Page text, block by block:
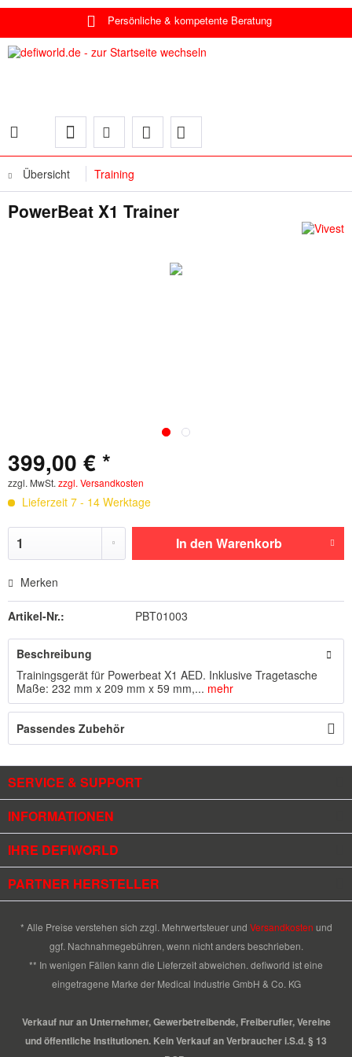
Persönliche & kompetente Beratung
Übersicht Training
PowerBeat X1 Trainer
399,00 € *
zzgl. MwSt. zzgl. Versandkosten
Lieferzeit 7 - 14 Werktage
In den Warenkorb
Merken
Artikel-Nr.: PBT01003
Beschreibung
Trainingsgerät für Powerbeat X1 AED. Inklusive Tragetasche
Maße: 232 mm x 209 mm x 59 mm,... mehr
Passendes Zubehör
SERVICE & SUPPORT
INFORMATIONEN
IHRE DEFIWORLD
PARTNER HERSTELLER
* Alle Preise verstehen sich zzgl. Mehrwertsteuer und Versandkosten und
ggf. Nachnahmegebühren, wenn nicht anders beschrieben.
** In wenigen Fällen kann die Lieferzeit abweichen. defiworld ist eine
eingetragene Marke der Medical Industrie GmbH & Co. KG
Verkauf nur an Unternehmer, Gewerbetreibende, Freiberufler, Vereine
und öffentliche Institutionen. Kein Verkauf an Verbraucher i.S.d. § 13